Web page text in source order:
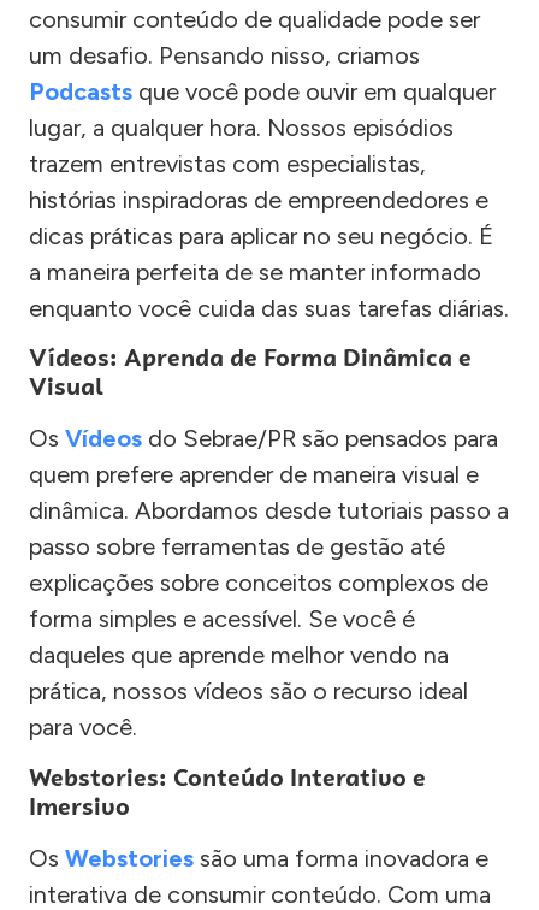
consumir conteúdo de qualidade pode ser
um desafio. Pensando nisso, criamos
Podcasts que você pode ouvir em qualquer
lugar, a qualquer hora. Nossos episódios
trazem entrevistas com especialistas,
histórias inspiradoras de empreendedores e
dicas práticas para aplicar no seu negócio. É
a maneira perfeita de se manter informado
enquanto você cuida das suas tarefas diárias.
Vídeos: Aprenda de Forma Dinâmica e
Visual
Os Vídeos do Sebrae/PR são pensados para
quem prefere aprender de maneira visual e
dinâmica. Abordamos desde tutoriais passo a
passo sobre ferramentas de gestão até
explicações sobre conceitos complexos de
forma simples e acessível. Se você é
daqueles que aprende melhor vendo na
prática, nossos vídeos são o recurso ideal
para você.
Webstories: Conteúdo Interativo e
Imersivo
Os Webstories são uma forma inovadora e
interativa de consumir conteúdo. Com uma